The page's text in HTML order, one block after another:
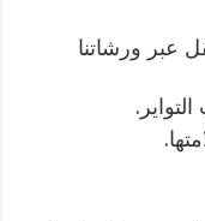
عبر ورشاتنا